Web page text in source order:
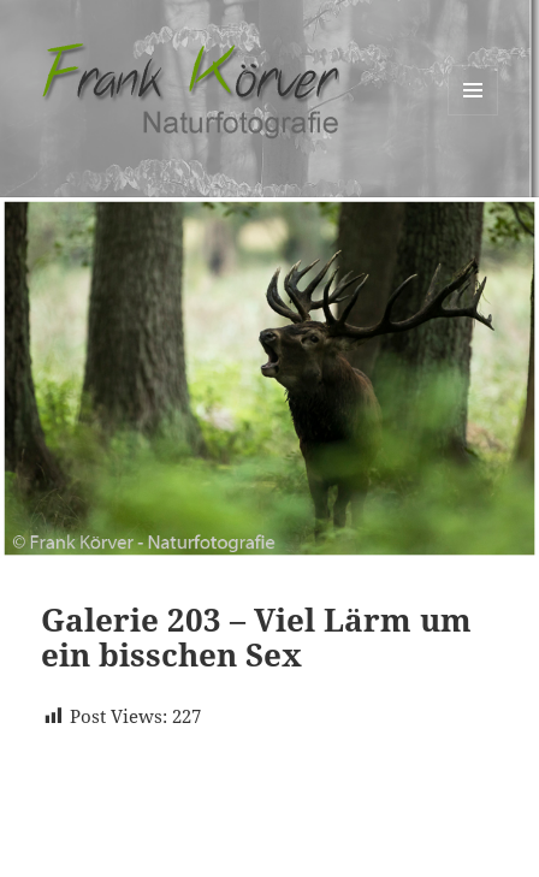
Galerie 203 – Viel Lärm um
ein bisschen Sex
Post Views: 227